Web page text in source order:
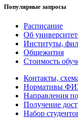
Популярные запросы
Расписание
Об
Институты,
Общежития
Стоимость
Контакты,
Нормативы
Направления
Получение
Набор